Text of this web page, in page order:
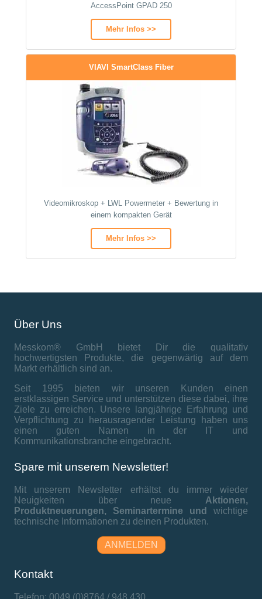
AccessPoint GPAD 250
Mehr Infos >>
VIAVI SmartClass Fiber
Videomikroskop + LWL Powermeter + Bewertung in
einem kompakten Gerät
Mehr Infos >>
Über Uns
Messkom® GmbH bietet Dir die qualitativ
hochwertigsten Produkte, die gegenwärtig auf dem
Markt erhältlich sind an.
Seit 1995 bieten wir unseren Kunden einen
erstklassigen Service und unterstützen diese dabei, ihre
Ziele zu erreichen. Unsere langjährige Erfahrung und
Verpflichtung zu herausragender Leistung haben uns
einen guten Namen in der IT und
Kommunikationsbranche eingebracht.
Spare mit unserem Newsletter!
Mit unserem Newsletter erhältst du immer wieder
Neuigkeiten über neue Aktionen,
Produktneuerungen, Seminartermine und wichtige
technische Informationen zu deinen Produkten.
ANMELDEN
Kontakt